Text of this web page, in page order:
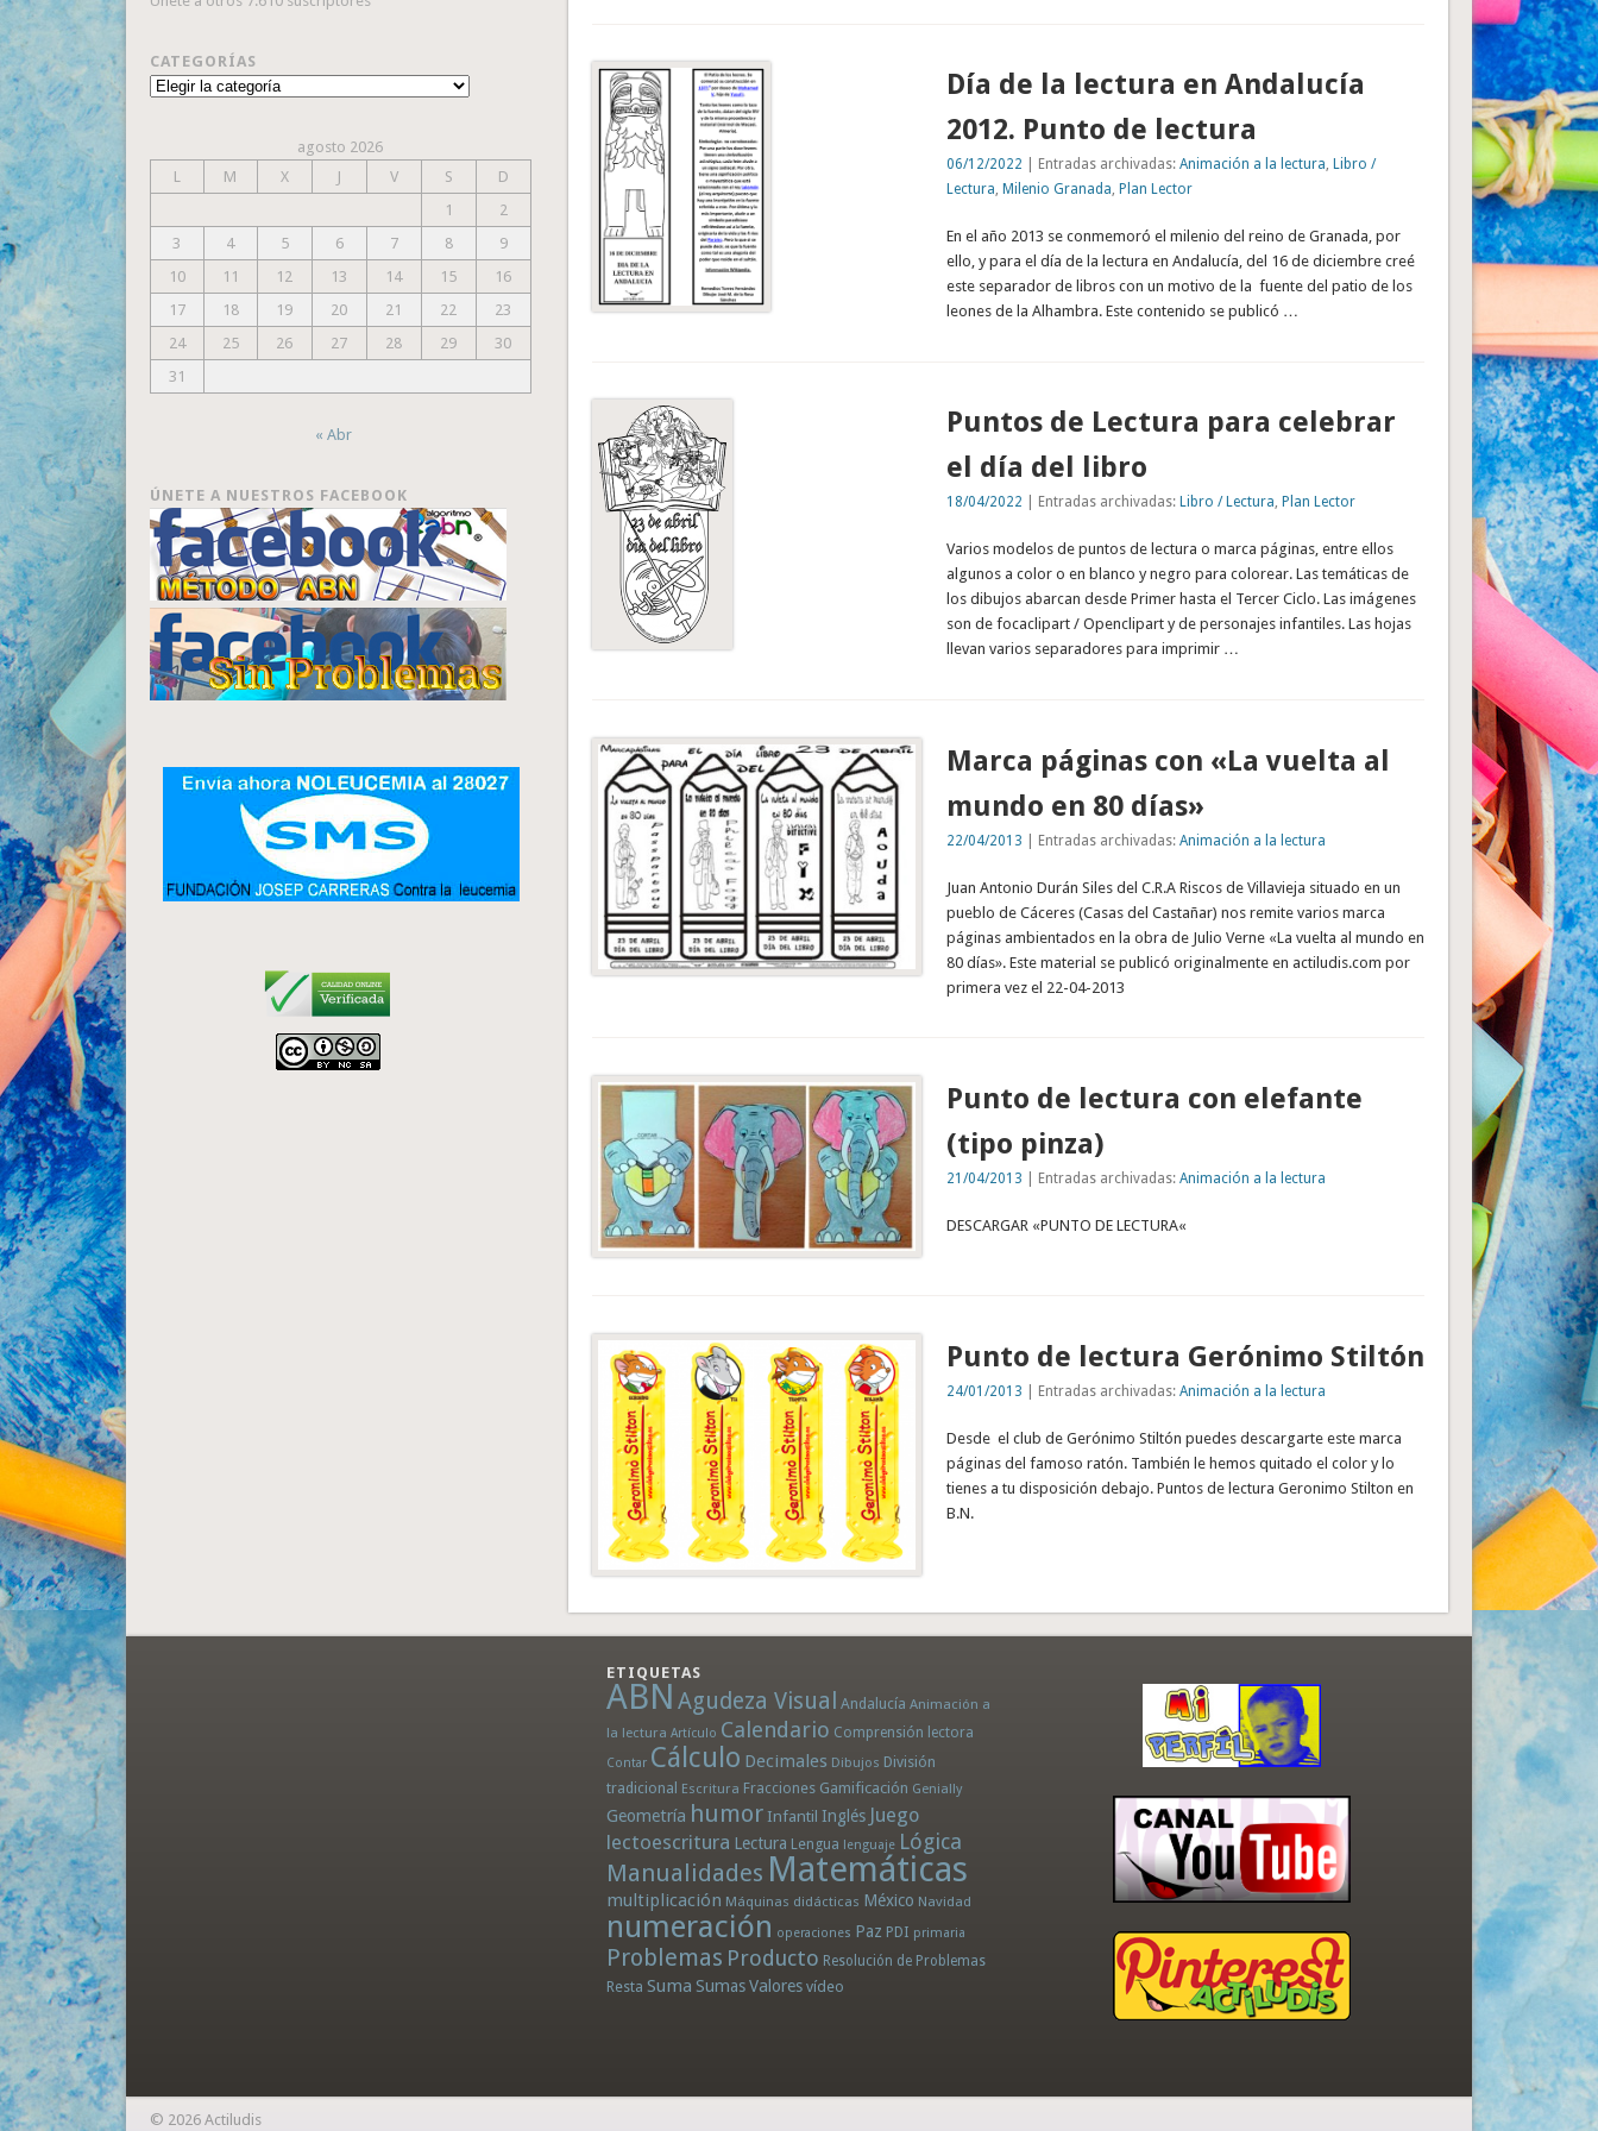
Día de la lectura en Andalucía
2012. Punto de lectura
06/12/2022 | Entradas archivadas: Animación a la lectura, Libro /
Lectura, Milenio Granada, Plan Lector
En el año 2013 se conmemoró el milenio del reino de Granada, por
ello, y para el día de la lectura en Andalucía, del 16 de diciembre creé
este separador de libros con un motivo de la fuente del patio de los
leones de la Alhambra. Este contenido se publicó …
Puntos de Lectura para celebrar
el día del libro
18/04/2022 | Entradas archivadas: Libro / Lectura, Plan Lector
Varios modelos de puntos de lectura o marca páginas, entre ellos
algunos a color o en blanco y negro para colorear. Las temáticas de
los dibujos abarcan desde Primer hasta el Tercer Ciclo. Las imágenes
son de focaclipart / Openclipart y de personajes infantiles. Las hojas
llevan varios separadores para imprimir …
Marca páginas con «La vuelta al
mundo en 80 días»
22/04/2013 | Entradas archivadas: Animación a la lectura
Juan Antonio Durán Siles del C.R.A Riscos de Villavieja situado en un
pueblo de Cáceres (Casas del Castañar) nos remite varios marca
páginas ambientados en la obra de Julio Verne «La vuelta al mundo en
80 días». Este material se publicó originalmente en actiludis.com por
primera vez el 22-04-2013
Punto de lectura con elefante
(tipo pinza)
21/04/2013 | Entradas archivadas: Animación a la lectura
DESCARGAR «PUNTO DE LECTURA«
Punto de lectura Gerónimo Stiltón
24/01/2013 | Entradas archivadas: Animación a la lectura
Desde el club de Gerónimo Stiltón puedes descargarte este marca
páginas del famoso ratón. También le hemos quitado el color y lo
tienes a tu disposición debajo. Puntos de lectura Geronimo Stilton en
B.N.
CATEGORÍAS
Categorías
agosto 2026
L
M X J V S
D
1
2
3
4 5 6 7 8
9
10
11 12 13 14 15
16
17
18 19 20 21 22
23
24
25 26 27 28 29
30
31
« Abr
ÚNETE A NUESTROS FACEBOOK
ETIQUETAS
ABN Agudeza Visual Andalucía Animación a
la lectura Artículo Calendario Comprensión lectora
Contar Cálculo Decimales Dibujos División
tradicional Escritura Fracciones Gamificación Genially
Geometría humor Infantil Inglés Juego
lectoescritura Lectura Lengua lenguaje Lógica
Manualidades Matemáticas
multiplicación Máquinas didácticas México Navidad
numeración operaciones Paz PDI primaria
Problemas Producto Resolución de Problemas
Resta Suma SumasValores vídeo
© 2026 Actiludis